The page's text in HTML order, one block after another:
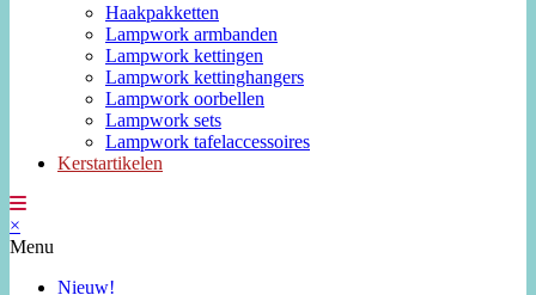
Haakpakketten
Lampwork armbanden
Lampwork kettingen
Lampwork kettinghangers
Lampwork oorbellen
Lampwork sets
Lampwork tafelaccessoires
Kerstartikelen
×
Menu
Nieuw!